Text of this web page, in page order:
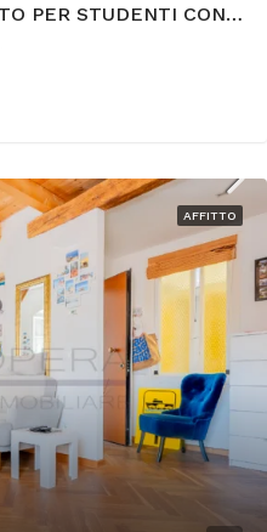
SAN VITO – APPARTAMENTO PER STUDENTI CON POSTO AUTO
AFFITTO